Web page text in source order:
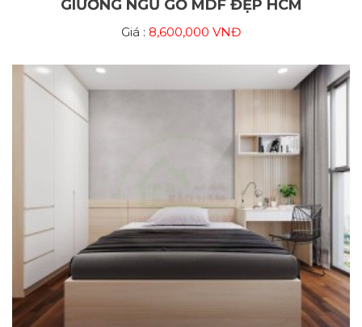
GIƯỜNG NGỦ GỖ MDF ĐẸP HCM
Giá : 8,600,000 VNĐ